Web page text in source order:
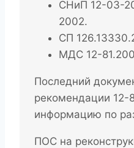
СНиП 12-03-
2002.
СП
МДС 12-
Последний
рекомендации 12-
информацию по
ПОС на